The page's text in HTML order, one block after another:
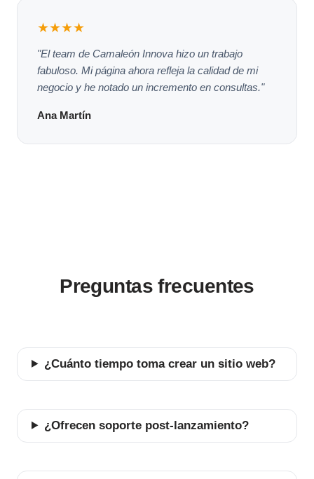
★★★★
"El team de Camaleón Innova hizo un trabajo
fabuloso. Mi página ahora refleja la calidad de mi
negocio y he notado un incremento en consultas."
Ana Martín
Preguntas frecuentes
¿Cuánto tiempo toma crear un sitio web?
¿Ofrecen soporte post-lanzamiento?